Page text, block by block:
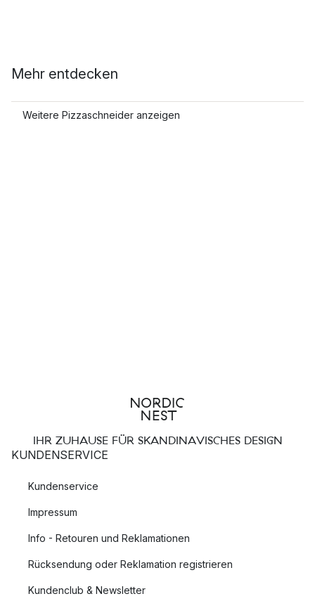
Mehr entdecken
Weitere Pizzaschneider anzeigen
IHR ZUHAUSE FÜR SKANDINAVISCHES DESIGN
KUNDENSERVICE
Kundenservice
Impressum
Info - Retouren und Reklamationen
Rücksendung oder Reklamation registrieren
Kundenclub & Newsletter